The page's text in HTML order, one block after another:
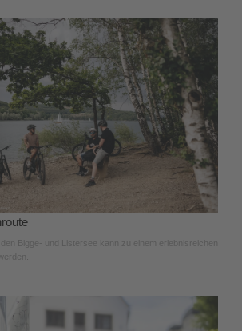
Bigge- und Listersee kann zu einem erlebnisreichen